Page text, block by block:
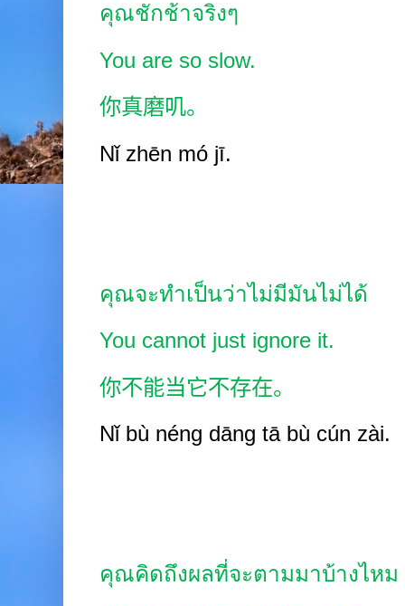
คุณชักช้าจริงๆ
You are so slow.
你真磨叽。
Nǐ zhēn mó jī.
คุณจะทำเป็นว่าไม่มีมันไม่ได้
You cannot just ignore it.
你不能当它不存在。
Nǐ bù néng dāng tā bù cún zài.
คุณคิดถึงผลที่จะตามมาบ้างไหม